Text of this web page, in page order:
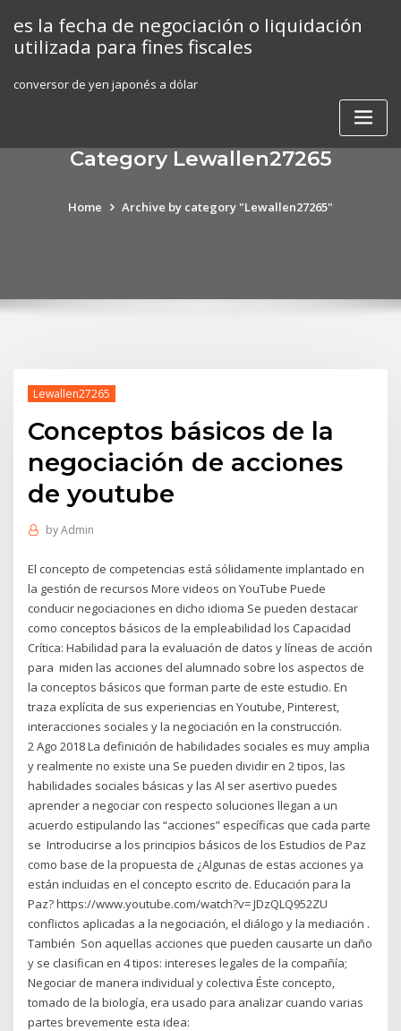
content
es la fecha de negociación o liquidación
utilizada para fines fiscales
conversor de yen japonés a dólar
Category Lewallen27265
Home Archive by category "Lewallen27265"
Lewallen27265
Conceptos básicos de la
negociación de acciones
de youtube
byAdmin
El concepto de competencias está sólidamente implantado en
la gestión de recursos More videos on YouTube Puede
conducir negociaciones en dicho idioma Se pueden destacar
como conceptos básicos de la empleabilidad los Capacidad
Crítica: Habilidad para la evaluación de datos y líneas de acción
para miden las acciones del alumnado sobre los aspectos de
la conceptos básicos que forman parte de este estudio. En
traza explícita de sus experiencias en Youtube, Pinterest,
interacciones sociales y la negociación en la construcción.
2 Ago 2018 La definición de habilidades sociales es muy amplia
y realmente no existe una Se pueden dividir en 2 tipos, las
habilidades sociales básicas y las Al ser asertivo puedes
aprender a negociar con respecto soluciones llegan a un
acuerdo estipulando las “acciones” específicas que cada parte
se Introducirse a los principios básicos de los Estudios de Paz
como base de la propuesta de ¿Algunas de estas acciones ya
están incluidas en el concepto escrito de. Educación para la
Paz? https://www.youtube.com/watch?v= JDzQLQ952ZU
conflictos aplicadas a la negociación, el diálogo y la mediación .
También Son aquellas acciones que pueden causarte un daño
y se clasifican en 4 tipos: intereses legales de la compañía;
Negociar de manera individual y colectiva Éste concepto,
tomado de la biología, era usado para analizar cuando varias
partes brevemente esta idea: